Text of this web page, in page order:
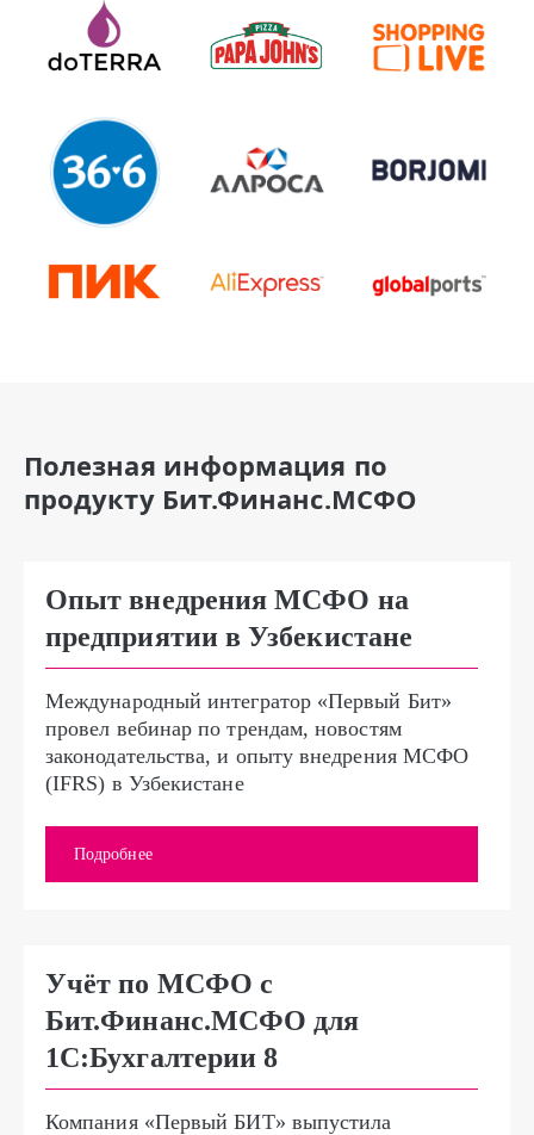
Полезная информация по
продукту Бит.Финанс.МСФО
Опыт внедрения МСФО на
предприятии в Узбекистане
Международный интегратор «Первый Бит»
провел вебинар по трендам, новостям
законодательства, и опыту внедрения МСФО
(IFRS) в Узбекистане
Подробнее
Учёт по МСФО с
Бит.Финанс.МСФО для
1С:Бухгалтерии 8
Компания «Первый БИТ» выпустила